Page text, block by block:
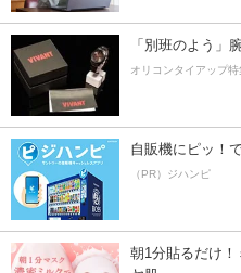
「別班のよう」
オリコンタイアップ特
自販機にピッ！
（PR）ジハンピ
朝1分貼るだけ